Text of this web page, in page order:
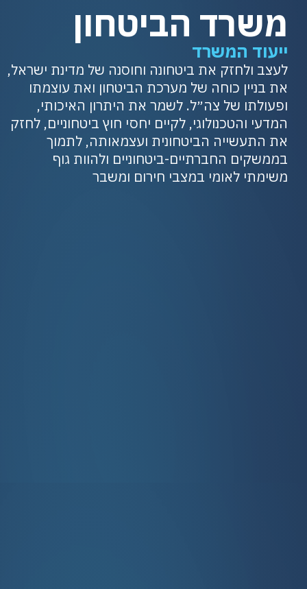
משרד הביטחון
ייעוד המשרד
לעצב ולחזק את ביטחונה וחוסנה של מדינת ישראל,
את בניין כוחה של מערכת הביטחון ואת עוצמתו
ופעולתו של צה״ל. לשמר את היתרון האיכותי,
המדעי והטכנולוגי, לקיים יחסי חוץ ביטחוניים, לחזק
את התעשייה הביטחונית ועצמאותה, לתמוך
בממשקים החברתיים-ביטחוניים ולהוות גוף
משימתי לאומי במצבי חירום ומשבר